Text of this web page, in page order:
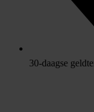
30-daagse